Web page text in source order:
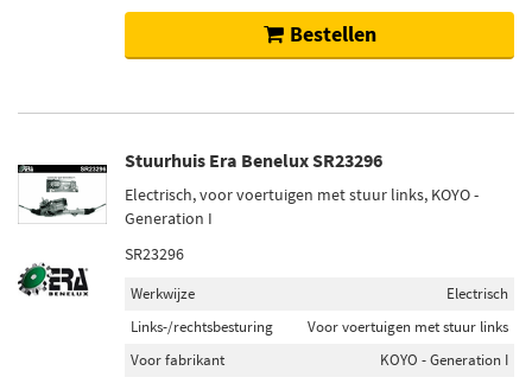
Bestellen
Stuurhuis Era Benelux SR23296
Electrisch, voor voertuigen met stuur links, KOYO -
Generation I
SR23296
Werkwijze
Electrisch
Links-/rechtsbesturing
Voor voertuigen met stuur links
Voor fabrikant
KOYO - Generation I